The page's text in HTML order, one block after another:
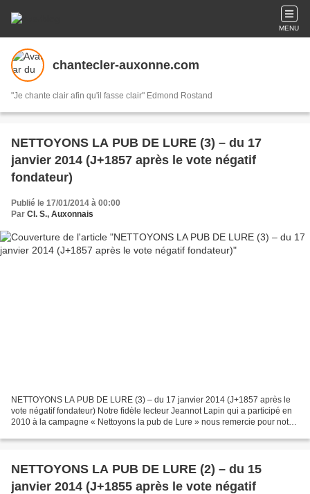
MENU
chantecler-auxonne.com
"Je chante clair afin qu'il fasse clair" Edmond Rostand
NETTOYONS LA PUB DE LURE (3) – du 17
janvier 2014 (J+1857 après le vote négatif
fondateur)
Publié le 17/01/2014 à 00:00
Par Cl. S., Auxonnais
NETTOYONS LA PUB DE LURE (3) – du 17 janvier 2014 (J+1857 après le
vote négatif fondateur) Notre fidèle lecteur Jeannot Lapin qui a participé en
2010 à la campagne « Nettoyons la pub de Lure » nous remercie pour notre
NETTOYONS LA PUB DE LURE (2) – du 15
janvier 2014 (J+1855 après le vote négatif